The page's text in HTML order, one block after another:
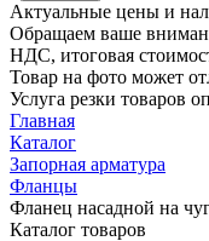
Актуальные цены и
Обращаем ваше
НДС, итоговая
Товар на фото может
Услуга резки товаров
Главная
Каталог
Запорная арматура
Фланцы
Фланец насадной на
Каталог товаров